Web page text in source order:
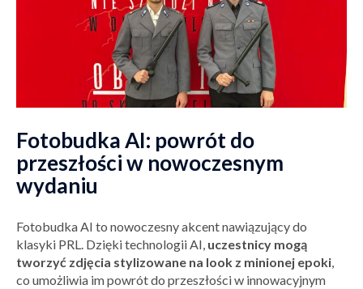
Fotobudka AI: powrót do
przeszłości w nowoczesnym
wydaniu
Fotobudka AI to nowoczesny akcent nawiązujący do
klasyki PRL. Dzięki technologii AI, uczestnicy mogą
tworzyć zdjęcia stylizowane na look z minionej epoki,
co umożliwia im powrót do przeszłości w innowacyjnym